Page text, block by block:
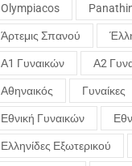
Olympiacos
Άρτεμις Σπανού
Α1 Γυναικών Α2
Αθηναικός Γυναίκες
Εθνική Γυναικών
Ελληνίδες Εξωτερικού